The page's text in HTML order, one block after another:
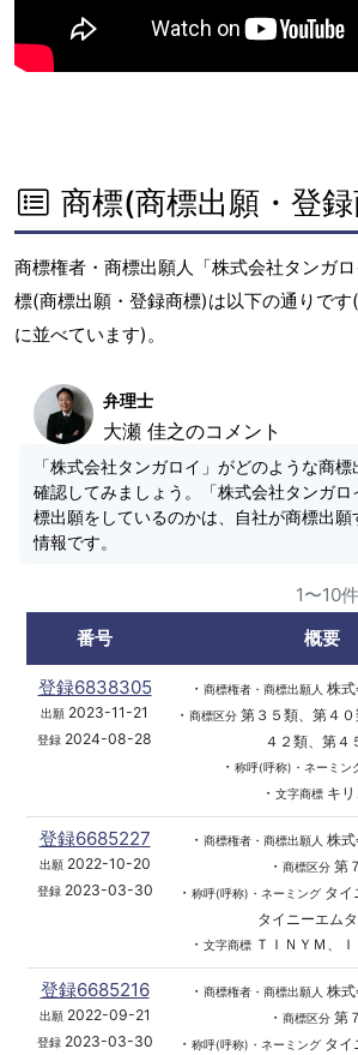
商標(商標出願・登
商標権者・商標出願人「株式会社タンガ
標(商標出願・登録商標)は以下の通りで
に並べています)。
弁理士
大瀬 佳之のコメント
「株式会社タンガロイ」がどのような商
確認してみましょう。「株式会社タンガ
標出願をしているのかは、自社が商標出願
情報です。
1〜10
番号
概要
登録6838305
出願 2023-11-21
登録 2024-08-28
・ 商標権者・商標出願人 株
・ 商標区分第３５類、第４
４２類、第４
・ 称呼(呼称)・ネーミン
・ 文字商標キリ
登録6685227
出願2022-10-20
登録2023-03-30
・ 商標権者・商標出願人 株
・ 商標区分第
・ 称呼(呼称)・ネーミングタイ
タイニーエム
・ 文字商標ＴＩＮＹＭ、Ｉ
登録6685216
出願2022-09-21
登録2023-03-30
・ 商標権者・商標出願人 株
・ 商標区分第
・ 称呼(呼称)・ネーミングタイ